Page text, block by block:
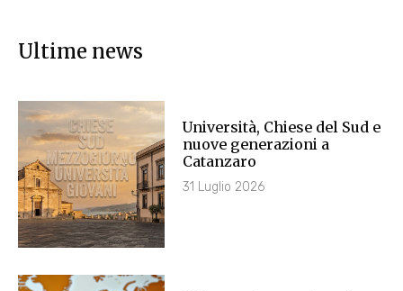
Ultime news
Università, Chiese del Sud e
nuove generazioni a
Catanzaro
31 Luglio 2026